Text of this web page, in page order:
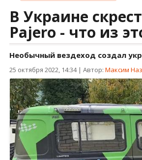
В Украине
Pajero - что из
Необычный вездеход создал
25 октября 2022, 14:34| Автор: Максим